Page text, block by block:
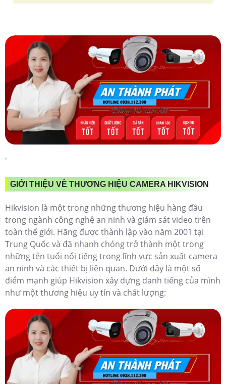
'
GIỚI THIỆU VỀ THƯƠNG HIỆU CAMERA HIKVISION
Hikvision là một trong những thương hiệu hàng đầu
trong ngành công nghệ an ninh và giám sát video trên
toàn thế giới. Hãng được thành lập vào năm 2001 tại
Trung Quốc và đã nhanh chóng trở thành một trong
những tên tuổi nổi tiếng trong lĩnh vực sản xuất camera
an ninh và các thiết bị liên quan. Dưới đây là một số
điểm mạnh giúp Hikvision xây dựng danh tiếng của mình
như một thương hiệu uy tín và chất lượng: